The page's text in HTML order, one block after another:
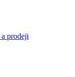
prodeji